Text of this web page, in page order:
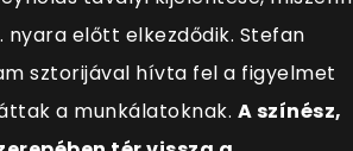
nyara előtt elkezdődik. Stefan
sztorijával hívta fel a figyelmet
a munkálatoknak. A színész,